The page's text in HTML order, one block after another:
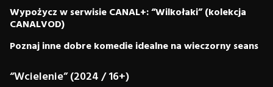
Wypożycz w serwisie CANAL+: “Wilkołaki” (kolekcja
CANALVOD)
Poznaj inne dobre komedie idealne na wieczorny seans
“Wcielenie” (2024 / 16+)